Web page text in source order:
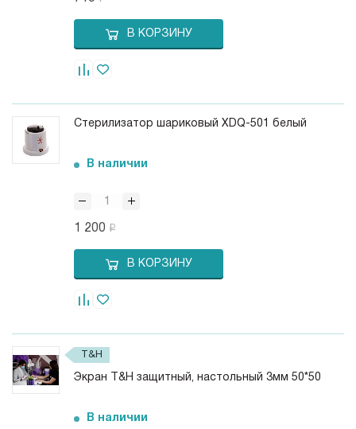
В КОРЗИНУ
Стерилизатор шариковый XDQ-501 белый
В наличии
1 200
В КОРЗИНУ
T&H
Экран T&H защитный, настольный 3мм 50*50
В наличии